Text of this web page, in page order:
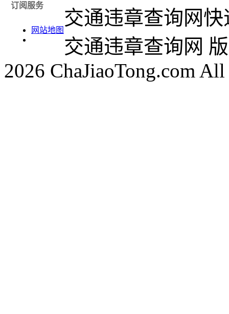
订阅服务
网站地图
交通违章查询网
交通违章查询网
2026 ChaJiaoTong.com